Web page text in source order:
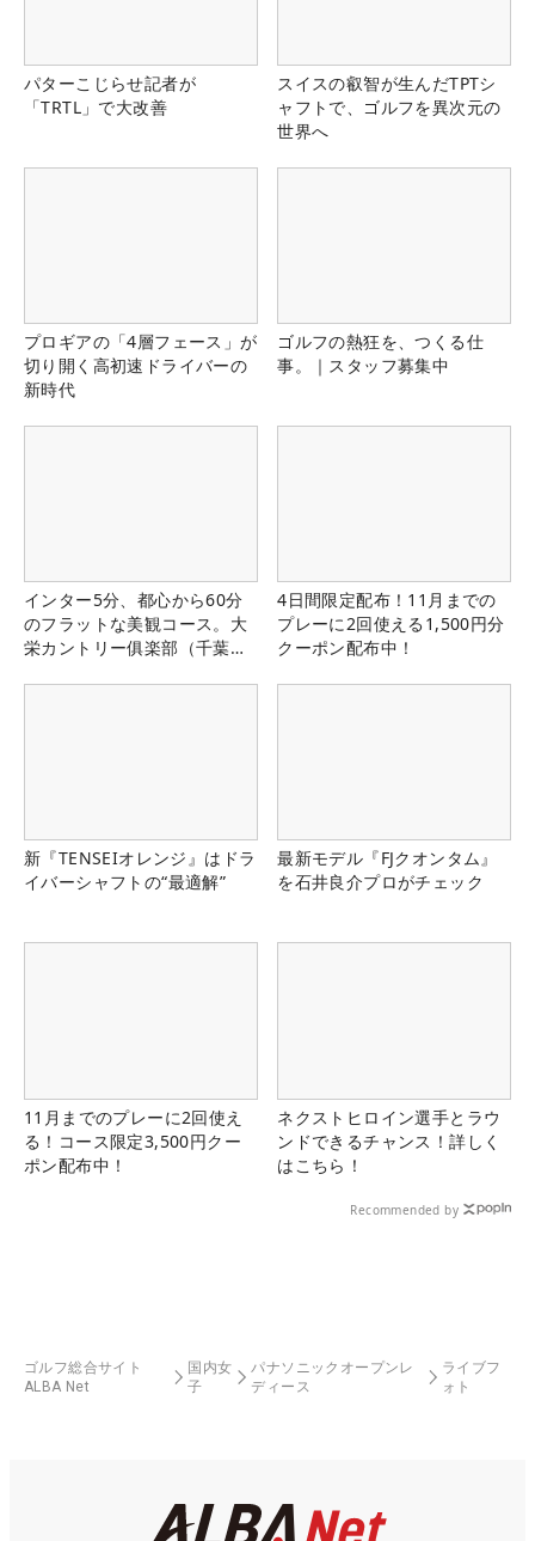
パターこじらせ記者が
「TRTL」で大改善
スイスの叡智が生んだTPTシ
ャフトで、ゴルフを異次元の
世界へ
プロギアの「4層フェース」が
切り開く高初速ドライバーの
新時代
ゴルフの熱狂を、つくる仕
事。｜スタッフ募集中
インター5分、都心から60分
のフラットな美観コース。大
栄カントリー俱楽部（千葉
4日間限定配布！11月までの
プレーに2回使える1,500円分
クーポン配布中！
新『TENSEIオレンジ』はドラ
イバーシャフトの“最適解”
最新モデル『FJクオンタム』
を石井良介プロがチェック
11月までのプレーに2回使え
る！コース限定3,500円クー
ポン配布中！
ネクストヒロイン選手とラウ
ンドできるチャンス！詳しく
はこちら！
Recommended by
ゴルフ総合サイト
ALBA Net
国内女
子
パナソニックオープンレ
ディース
ライブフ
ォト